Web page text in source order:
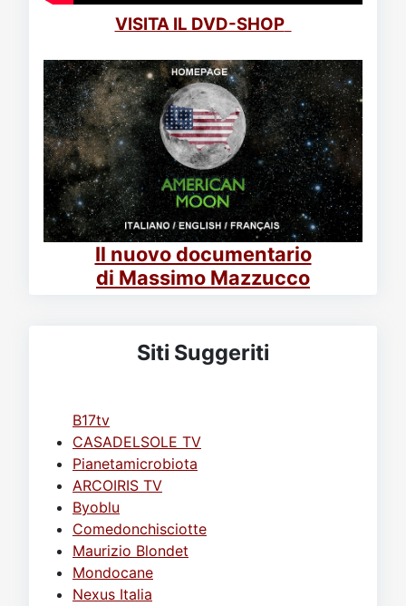
VISITA IL DVD-SHOP
Il nuovo documentario
di Massimo Mazzucco
Siti Suggeriti
B17tv
CASADELSOLE TV
Pianetamicrobiota
ARCOIRIS TV
Byoblu
Comedonchisciotte
Maurizio Blondet
Mondocane
Nexus Italia